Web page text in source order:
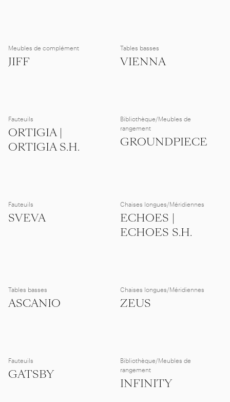
Meubles de complément
JIFF
Tables basses
VIENNA
Fauteuils
ORTIGIA |
ORTIGIA S.H.
Bibliothèque/Meubles de
rangement
GROUNDPIECE
Fauteuils
SVEVA
Chaises longues/Méridiennes
ECHOES |
ECHOES S.H.
Tables basses
ASCANIO
Chaises longues/Méridiennes
ZEUS
Fauteuils
GATSBY
Bibliothèque/Meubles de
rangement
INFINITY